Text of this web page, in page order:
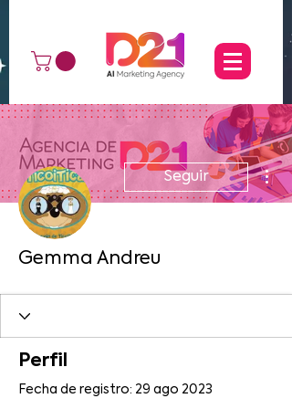
Seguir
Gemma Andreu
Perfil
Fecha de registro: 29 ago 2023